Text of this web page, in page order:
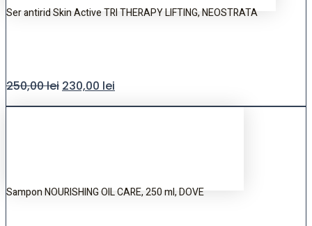
Ser antirid Skin Active TRI THERAPY LIFTING, NEOSTRATA
250,00lei 230,00 lei
Sampon NOURISHING OIL CARE, 250 ml, DOVE